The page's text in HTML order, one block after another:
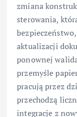
zmiana
sterowania,
aktualizacji
ponownej
przemyśle
pracują przez
przechodzą
integracje z